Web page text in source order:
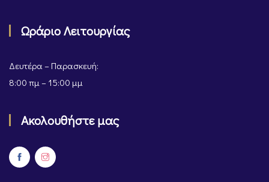
Ωράριο Λειτουργίας
Δευτέρα – Παρασκευή:
8:00 πμ – 15:00 μμ
Ακολουθήστε μας